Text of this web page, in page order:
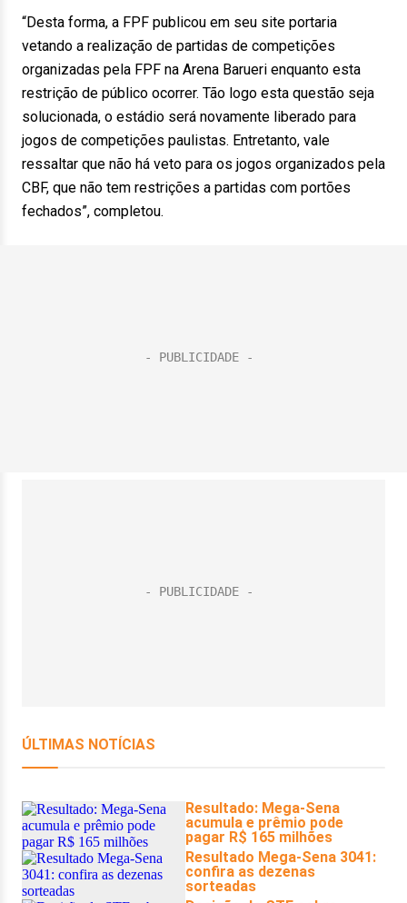
“Desta forma, a FPF publicou em seu site portaria
vetando a realização de partidas de competições
organizadas pela FPF na Arena Barueri enquanto esta
restrição de público ocorrer. Tão logo esta questão seja
solucionada, o estádio será novamente liberado para
jogos de competições paulistas. Entretanto, vale
ressaltar que não há veto para os jogos organizados pela
CBF, que não tem restrições a partidas com portões
fechados”, completou.